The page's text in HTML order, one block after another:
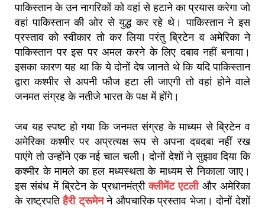
पाकिस्तान के उन नागरिकों को वहां से हटाने का प्रयास करेगा जो
वहां पाकिस्तान की ओर से युद्ध कर रहे थे। पाकिस्तान ने इस
प्रस्ताव को स्वीकार तो कर लिया परंतु ब्रिटेन व अमेरिका ने
पाकिस्तान पर इस पर अमल करने के लिए दबाव नहीं बनाया।
इसका कारण यह था कि ये दोनों देष जानते थे कि यदि पाकिस्तान
द्वारा कश्मीर से अपनी फौज हटा ली जाएगी तो वहां होने वाले
जनमत संग्रह के नतीजे भारत के पक्ष में होंगे।
जब यह स्पष्ट हो गया कि जनमत संग्रह के माध्यम से ब्रिटेन व
अमेरिका कश्मीर पर अप्रत्यक्ष रूप से अपना दबदबा नहीं रख
पाएंगे तो उन्होंने एक नई चाल चली। दोनों देशों ने सुझाव दिया कि
कश्मीर के मामले का हल मध्यस्थता के माध्यम से निकाला जाए।
इस संबंध में ब्रिटेन के प्रधानमंत्रीक्लीमेंट एटलीऔर अमेरिका
के राष्ट्रपति हैरी ट्रूमेनने औपचारिक प्रस्ताव भेजा। दोनों देशों